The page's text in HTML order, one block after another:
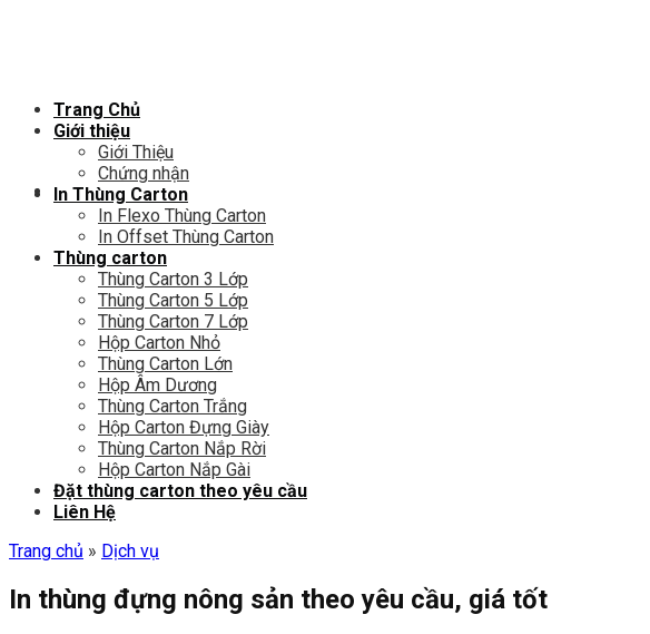
Trang Chủ
Giới thiệu
Giới Thiệu
Chứng nhận
In Thùng Carton
In Flexo Thùng Carton
In Offset Thùng Carton
Thùng carton
Thùng Carton 3 Lớp
Thùng Carton 5 Lớp
Thùng Carton 7 Lớp
Hộp Carton Nhỏ
Thùng Carton Lớn
Hộp Âm Dương
Thùng Carton Trắng
Hộp Carton Đựng Giày
Thùng Carton Nắp Rời
Hộp Carton Nắp Gài
Đặt thùng carton theo yêu cầu
Liên Hệ
Trang chủ » Dịch vụ
In thùng đựng nông sản theo yêu cầu, giá tốt